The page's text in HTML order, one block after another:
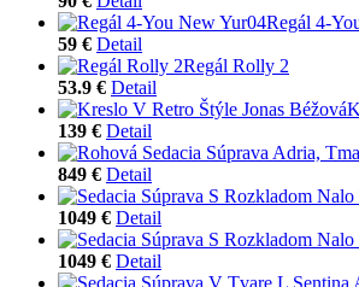
Regál 4-
59 € Detail
Regál Rolly 2
53.9 € Detail
139 € Detail
849 € Detail
1049 € Detail
1049 € Detail